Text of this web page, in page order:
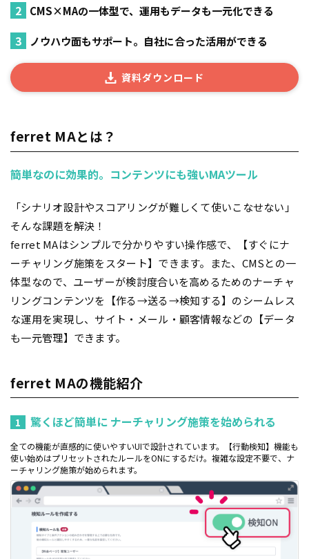
CMS×MAの一体型で、運用もデータも一元化できる
ノウハウ面もサポート。自社に合った活用ができる
資料ダウンロード
ferret MAとは？
簡単なのに効果的。コンテンツにも強いMAツール
「シナリオ設計やスコアリングが難しくて使いこなせない」
そんな課題を解決！
ferret MAはシンプルで分かりやすい操作感で、【すぐにナ
ーチャリング施策をスタート】できます。また、CMSとの一
体型なので、ユーザーが検討度合いを高めるためのナーチャ
リングコンテンツを【作る→送る→検知する】のシームレス
な運用を実現し、サイト・メール・顧客情報などの【データ
も一元管理】できます。
ferret MAの機能紹介
1 驚くほど簡単に ナーチャリング施策を始められる
全ての機能が直感的に使いやすいUIで設計されています。【行動検知】機能も
使い始めはプリセットされたルールをONにするだけ。複雑な設定不要で、ナ
ーチャリング施策が始められます。